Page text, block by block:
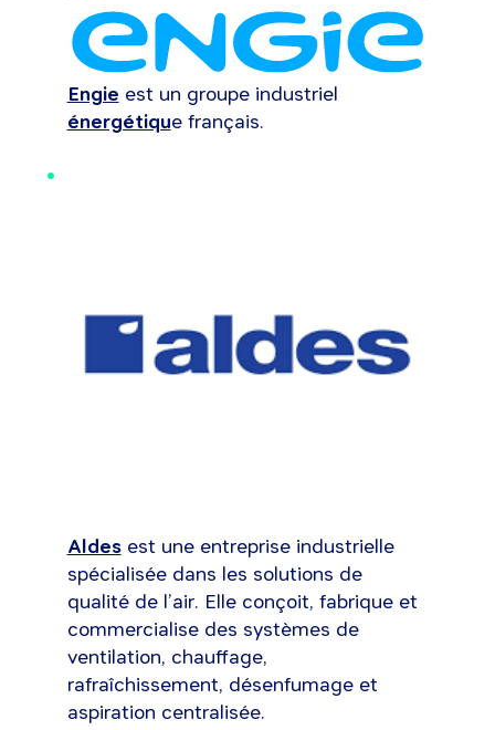
Engie est un groupe industriel
énergétique français.
Aldesest une entreprise industrielle
spécialisée dans les solutions de
qualité de l’air. Elle conçoit, fabrique et
commercialise des systèmes de
ventilation, chauffage,
rafraîchissement, désenfumage et
aspiration centralisée.